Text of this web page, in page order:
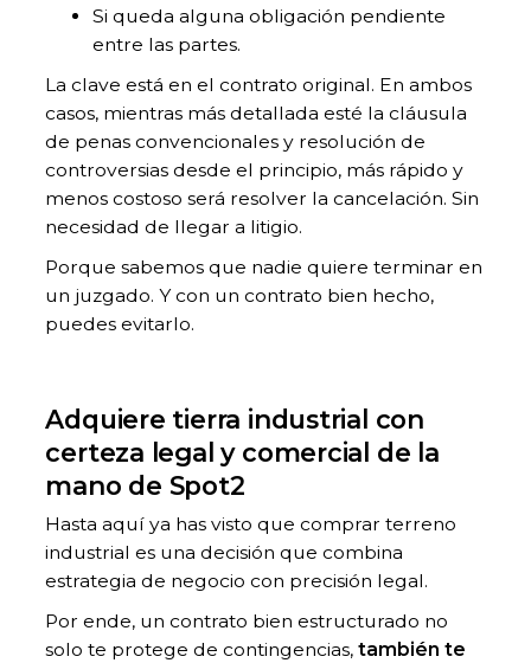
Si queda alguna obligación pendiente
entre las partes.
La clave está en el contrato original. En ambos
casos, mientras más detallada esté la cláusula
de penas convencionales y resolución de
controversias desde el principio, más rápido y
menos costoso será resolver la cancelación. Sin
necesidad de llegar a litigio.
Porque sabemos que nadie quiere terminar en
un juzgado. Y con un contrato bien hecho,
puedes evitarlo.
Adquiere tierra industrial con
certeza legal y comercial de la
mano de Spot2
Hasta aquí ya has visto que comprar terreno
industrial es una decisión que combina
estrategia de negocio con precisión legal.
Por ende, un contrato bien estructurado no
solo te protege de contingencias,también te